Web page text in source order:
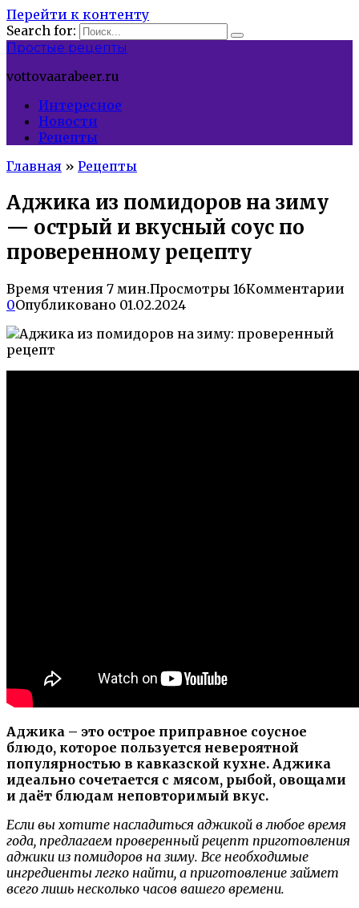
Перейти к контенту
Search for:
Простые рецепты
vottovaarabeer.ru
Интересное
Новости
Рецепты
Главная » Рецепты
Аджика из помидоров на зиму
— острый и вкусный соус по
проверенному рецепту
Время чтения 7 мин.Просмотры 16Комментарии
0Опубликовано 01.02.2024
Аджика – это острое приправное соусное
блюдо, которое пользуется невероятной
популярностью в кавказской кухне. Аджика
идеально сочетается с мясом, рыбой, овощами
и даёт блюдам неповторимый вкус.
Если вы хотите насладиться аджикой в любое время
года, предлагаем проверенный рецепт приготовления
аджики из помидоров на зиму. Все необходимые
ингредиенты легко найти, а приготовление займет
всего лишь несколько часов вашего времени.